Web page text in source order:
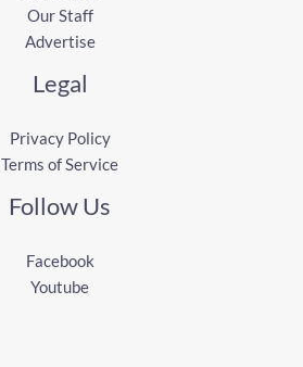
Our Staff
Advertise
Legal
Privacy Policy
Terms of Service
Follow Us
Facebook
Youtube